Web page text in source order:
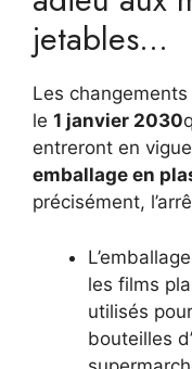
jetables…
Les
le 1 janvier 2030
entreront en
emballage en
précisément,
L’emballage
les films
utilisés
bouteilles